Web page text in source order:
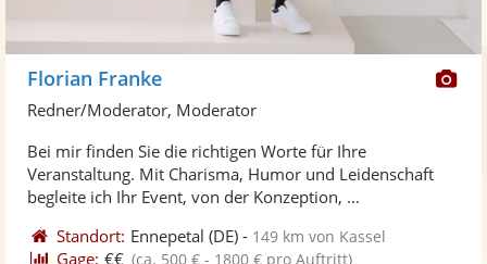
Florian Franke
Redner/Moderator, Moderator
Bei mir finden Sie die richtigen Worte für Ihre
Veranstaltung. Mit Charisma, Humor und Leidenschaft
begleite ich Ihr Event, von der Konzeption, ...
Standort: Ennepetal (DE) - 149 km von Kassel
Gage: €€ (ca. 500 € - 1800 € pro Auftritt)